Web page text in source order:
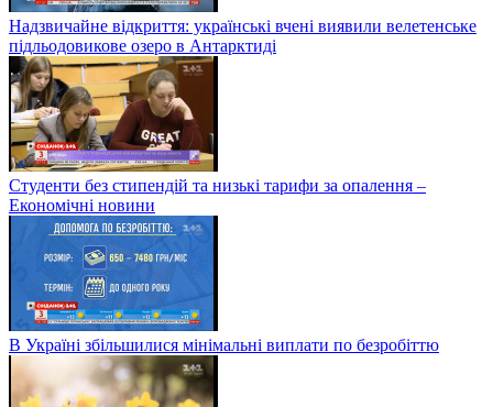
Надзвичайне відкриття: українські вчені виявили велетенське
підльодовикове озеро в Антарктиді
Студенти без стипендій та низькі тарифи за опалення –
Економічні новини
В Україні збільшилися мінімальні виплати по безробіттю